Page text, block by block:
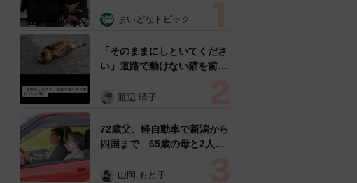
めらい 「痛いほど伝わる」
まいどなトピック
「そのままにしといてくださ
い」道路で動けない猫を前に
ようとした4日間 「命の重
表の訴え
渡辺 晴子
72歳父、軽自動車で新潟から
四国まで 65歳の母と2人で
憩まで分刻み… 「大学生で
山岡 もと子